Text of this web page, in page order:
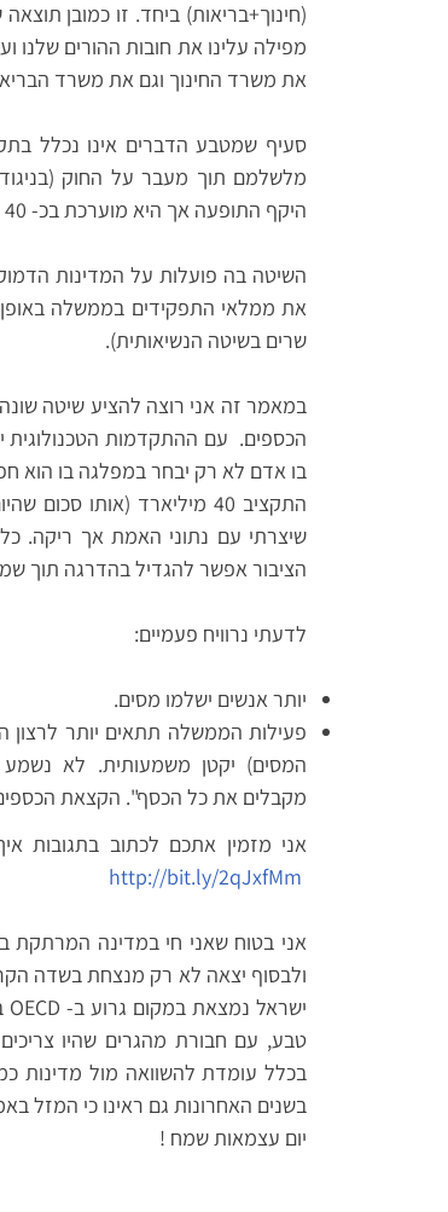
(חינוך+בריאות) ביחד. זו כמובן
מפילה עלינו את חובות ההורים שלנו
את משרד החינוך וגם את משרד
סעיף שמטבע הדברים אינו נכלל
מלשלמם תוך מעבר על החוק (בניגוד
היקף התופעה אך היא מוערכת בכ- 40 מיליארד שקלים. כלומר פעמיים השקעת המדינה בתחבורה למשל.
השיטה בה פועלות על המדינות
את ממלאי התפקידים בממשלה באופן
שרים בשיטה הנשיאותית).
במאמר זה אני רוצה להציע שיטה
הכספים. עם ההתקדמות הטכנולוגית
בו אדם לא רק יבחר במפלגה בו הוא
התקציב 40 מיליארד (אותו
שיצרתי עם נתוני האמת אך ריקה.
הציבור אפשר להגדיל בהדרגה תוך
לדעתי נרוויח פעמיים:
יותר אנשים ישלמו מסים.
פעילות הממשלה תתאים יותר לרצון
המסים) יקטן משמעותית. לא נשמע
מקבלים את כל הכסף". הקצאת הכספים
אני מזמין אתכם לכתוב בתגובות
http://bit.ly/2qJxfMm
אני בטוח שאני חי במדינה
ולבסוף יצאה לא רק מנצחת בשדה
טבע, עם חבורת מהגרים שהיו
בכלל עומדת להשוואה מול מדינות
בשנים האחרונות גם ראינו כי המזל
יום עצמאות שמח !